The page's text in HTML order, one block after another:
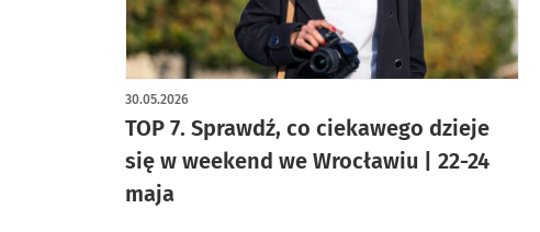
TOP 7. Sprawdź, co ciekawego dzieje
się w weekend we Wrocławiu | 22-24
maja
30.05.2026